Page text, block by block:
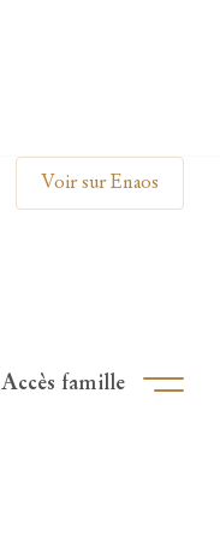
Accès famille
Voir sur Enaos